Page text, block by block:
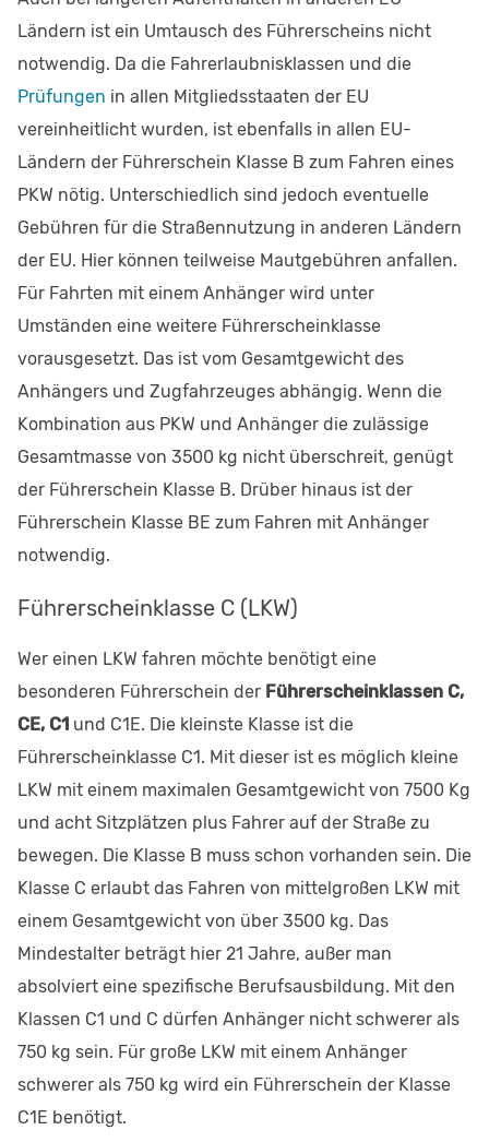
Ländern ist ein Umtausch des Führerscheins nicht
notwendig. Da die Fahrerlaubnisklassen und die
Prüfungen in allen Mitgliedsstaaten der EU
vereinheitlicht wurden, ist ebenfalls in allen EU-
Ländern der Führerschein Klasse B zum Fahren eines
PKW nötig. Unterschiedlich sind jedoch eventuelle
Gebühren für die Straßennutzung in anderen Ländern
der EU. Hier können teilweise Mautgebühren anfallen.
Für Fahrten mit einem Anhänger wird unter
Umständen eine weitere Führerscheinklasse
vorausgesetzt. Das ist vom Gesamtgewicht des
Anhängers und Zugfahrzeuges abhängig. Wenn die
Kombination aus PKW und Anhänger die zulässige
Gesamtmasse von 3500 kg nicht überschreit, genügt
der Führerschein Klasse B. Drüber hinaus ist der
Führerschein Klasse BE zum Fahren mit Anhänger
notwendig.
Führerscheinklasse C (LKW)
Wer einen LKW fahren möchte benötigt eine
besonderen Führerschein der Führerscheinklassen C,
CE, C1 und C1E. Die kleinste Klasse ist die
Führerscheinklasse C1. Mit dieser ist es möglich kleine
LKW mit einem maximalen Gesamtgewicht von 7500 Kg
und acht Sitzplätzen plus Fahrer auf der Straße zu
bewegen. Die Klasse B muss schon vorhanden sein. Die
Klasse C erlaubt das Fahren von mittelgroßen LKW mit
einem Gesamtgewicht von über 3500 kg. Das
Mindestalter beträgt hier 21 Jahre, außer man
absolviert eine spezifische Berufsausbildung. Mit den
Klassen C1 und C dürfen Anhänger nicht schwerer als
750 kg sein. Für große LKW mit einem Anhänger
schwerer als 750 kg wird ein Führerschein der Klasse
C1E benötigt.